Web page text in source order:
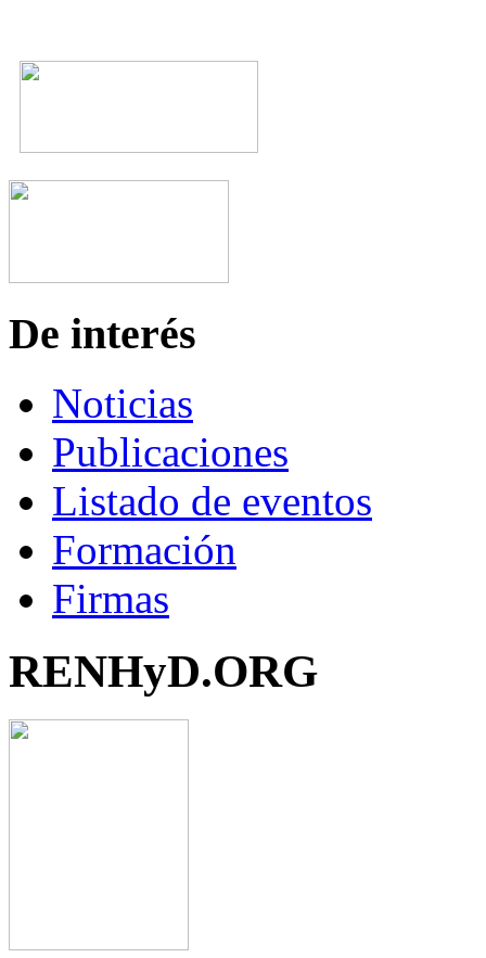
De interés
Noticias
Publicaciones
Listado de eventos
Formación
Firmas
RENHyD.ORG